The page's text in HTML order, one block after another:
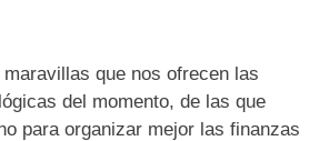
que nos ofrecen las
del momento, de las que
para organizar mejor las finanzas